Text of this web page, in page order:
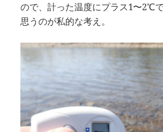
ので、計った温度にプラス1〜2℃
思うのが私的な考え。